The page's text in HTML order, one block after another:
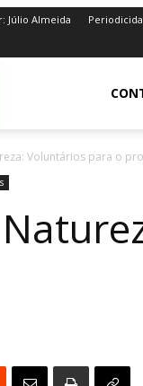
Júlio Almeida
NotíciasdeAveiro.pt
Voluntários para o